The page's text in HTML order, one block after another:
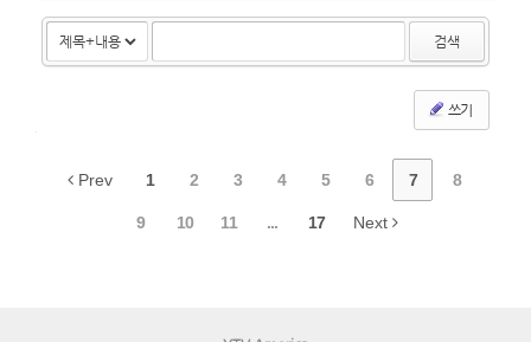
검색
쓰기
Prev 1 2 3 4 5 6 7 8
9 10 11 ... 17 Next